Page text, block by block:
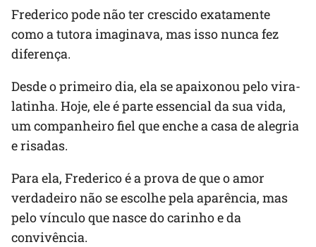
Frederico pode não ter crescido exatamente
como a tutora imaginava, mas isso nunca fez
diferença.
Desde o primeiro dia, ela se apaixonou pelo vira-
latinha. Hoje, ele é parte essencial da sua vida,
um companheiro fiel que enche a casa de alegria
e risadas.
Para ela, Frederico é a prova de que o amor
verdadeiro não se escolhe pela aparência, mas
pelo vínculo que nasce do carinho e da
convivência.